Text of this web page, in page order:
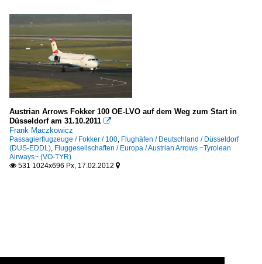
Austrian Arrows Fokker 100 OE-LVO auf dem Weg zum Start in
Düsseldorf am 31.10.2011 
Frank Maczkowicz
Passagierflugzeuge / Fokker / 100, Flughäfen / Deutschland / Düsseldorf
(DUS-EDDL), Fluggesellschaften / Europa / Austrian Arrows ~Tyrolean
Airways~ (VO-TYR)
 531 1024x696 Px, 17.02.2012 